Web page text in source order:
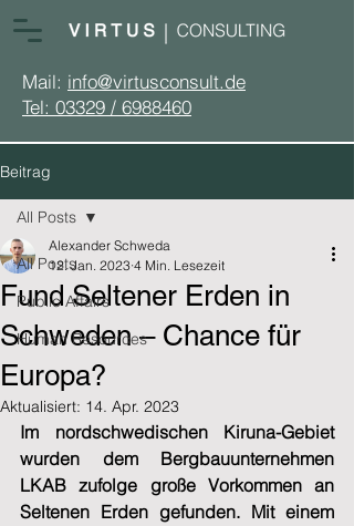
Mail: info@virtusconsult.de
Tel: 03329 / 6988460
Beitrag
All Posts
Public Affairs
Human Resources
All Posts
Fund Seltener Erden in
Schweden – Chance für
Europa?
Alexander Schweda
12. Jan. 2023 4 Min. Lesezeit
Aktualisiert: 14. Apr. 2023
Im nordschwedischen Kiruna-Gebiet
wurden dem Bergbauunternehmen
LKAB zufolge große Vorkommen an
Seltenen Erden gefunden. Mit einem